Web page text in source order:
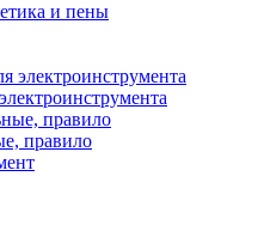
и пены
правило